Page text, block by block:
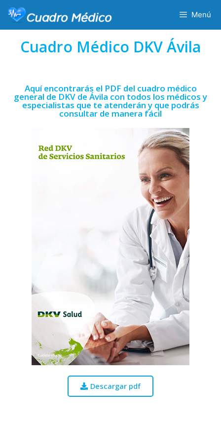
Menú
Cuadro Médico DKV Ávila
Aquí encontrarás el PDF del cuadro médico
general de DKV de Ávila con todos los médicos y
especialistas que te atenderán y que podrás
consultar de manera fácil
Descargar pdf